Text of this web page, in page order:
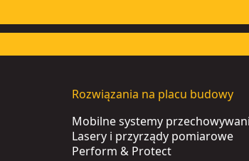
Rozwiązania na placu budowy
Mobilne systemy
Lasery i przyrządy pomiarowe
Perform & Protect